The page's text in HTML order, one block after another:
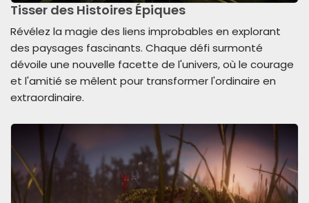
Tisser des Histoires Épiques
Révélez la magie des liens improbables en explorant
des paysages fascinants. Chaque défi surmonté
dévoile une nouvelle facette de l'univers, où le courage
et l'amitié se mêlent pour transformer l'ordinaire en
extraordinaire.